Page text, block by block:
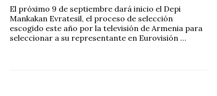
El próximo 9 de septiembre dará inicio el Depi
Mankakan Evratesil, el proceso de selección
escogido este año por la televisión de Armenia para
seleccionar a su representante en Eurovisión …